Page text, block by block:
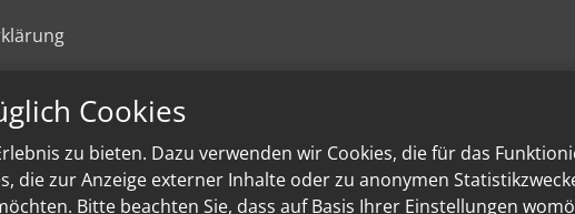
Cookies
zu bieten. Dazu verwenden wir Cookies, die für das
die zur Anzeige externer Inhalte oder zu anonymen
Bitte beachten Sie, dass auf Basis Ihrer Einstellungen